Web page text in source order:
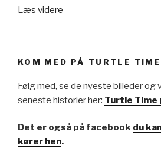
Læs videre
KOM MED PÅ TURTLE
Følg med, se de nyeste billeder
seneste historier her: Turtle Time
Det er også på facebook du
kører hen.